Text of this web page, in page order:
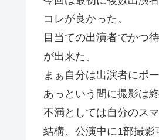
コレが良かった。
目当ての出演者でかつ
が出来た。
まぁ自分は出演者にポ
あっという間に撮影は終
不満としては自分のス
結構、公演中に1部撮